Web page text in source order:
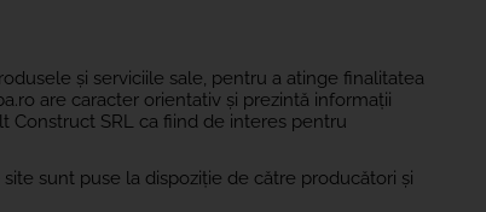
și serviciile sale, pentru a atinge finalitatea
are caracter orientativ și prezintă informații
Construct SRL ca fiind de interes pentru
sunt puse la dispoziție de către producători și